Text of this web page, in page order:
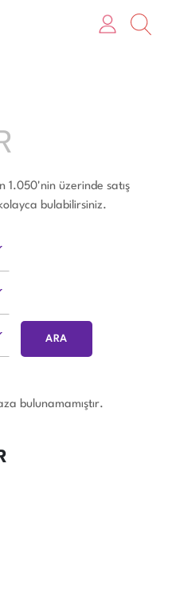
1.050'nin üzerinde satış
bulabilirsiniz.
bulunamamıştır.